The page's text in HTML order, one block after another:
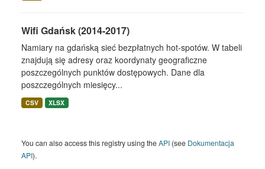
Wifi Gdańsk (2014-2017)
Namiary na gdańską sieć bezpłatnych hot-spotów. W tabeli
znajdują się adresy oraz koordynaty geograficzne
poszczególnych punktów dostępowych. Dane dla
poszczególnych miesięcy...
CSV XLSX
You can also access this registry using theAPI (see Dokumentacja
API).